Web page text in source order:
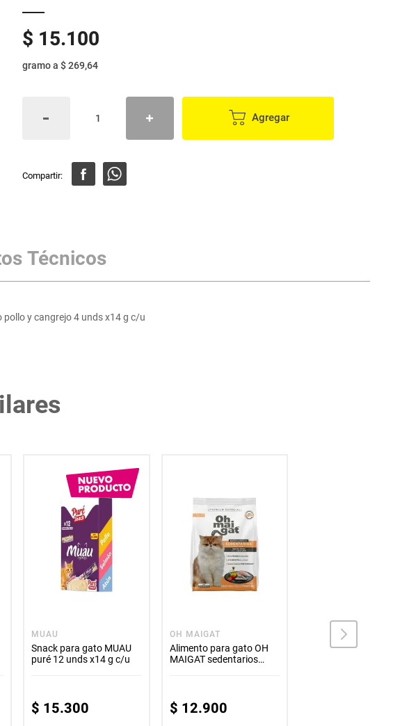
$ 15.100
gramoa $ 269,64
Agregar
Técnicos
pollo y cangrejo 4 unds x14 g c/u
MUAU
Snack para gato MUAU
puré 12 unds x14 g c/u
$ 15.300
OH MAIGAT
Alimento para gato OH
MAIGAT sedentarios
$ 12.900
Alimento para gato